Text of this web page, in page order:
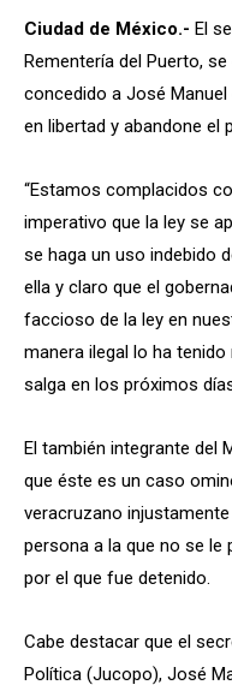
Ciudad de México.- El
Rementería del Puerto,
concedido a José Manuel
en libertad y abandone el
“Estamos complacidos
imperativo que la ley se
se haga un uso indebido
ella y claro que el
faccioso de la ley en
manera ilegal lo ha
salga en los próximos
El también integrante del
que éste es un caso
veracruzano
persona a la que no se le
por el que fue detenido.
Cabe destacar que el
Política (Jucopo), José